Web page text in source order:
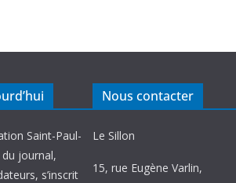
Saint-Paul-
journal,
s’inscrit
Nous contacter
Le Sillon
15, rue Eugène Varlin,